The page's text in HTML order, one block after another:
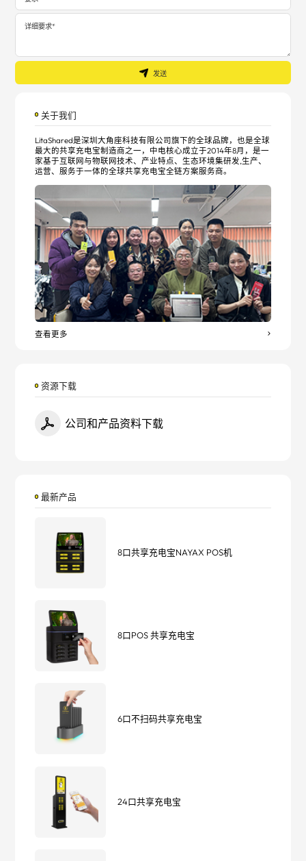
发送
关于我们
LitaShared是深圳大角座科技有限公司旗下的全球品牌，也是全球
最大的共享充电宝制造商之一，中电核心成立于2014年8月，是一
家基于互联网与物联网技术、产业特点、生态环境集研发,生产、
运营、服务于一体的全球共享充电宝全链方案服务商。
查看更多
资源下载
公司和产品资料下载
最新产品
8口共享充电宝NAYAX POS机
8口POS 共享充电宝
6口不扫码共享充电宝
24口共享充电宝